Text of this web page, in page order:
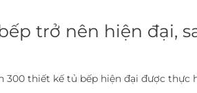
trở nên hiện đại,
300 thiết kế tủ bếp hiện đại được thực